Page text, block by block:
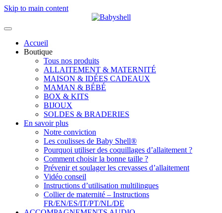
Skip to main content
Accueil
Boutique
Tous nos produits
ALLAITEMENT & MATERNITÉ
MAISON & IDÉES CADEAUX
MAMAN & BÉBÉ
BOX & KITS
BIJOUX
SOLDES & BRADERIES
En savoir plus
Notre conviction
Les coulisses de Baby Shell®
Pourquoi utiliser des coquillages d’allaitement ?
Comment choisir la bonne taille ?
Prévenir et soulager les crevasses d’allaitement
Vidéo conseil
Instructions d’utilisation multilingues
Collier de maternité – Instructions
FR/EN/ES/IT/PT/NL/DE